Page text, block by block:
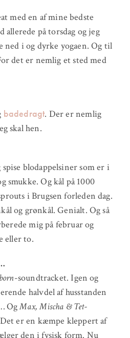
med en af mine bedste
allerede på torsdag og jeg
i og dyrke yogaen. Og til
det er nemlig et sted med
badedragt. Der er nemlig
skal hen.
blodappelsiner som er i
smukke. Og kål på 1000
i Brugsen forleden dag.
og grønkål. Genialt. Og så
mig på februar og
eller to.
-soundtracket. Igen og
halvdel af husstanden
OgMax, Mischa & Tet-
er en kæmpe kleppert af
den i fysisk form. Nu